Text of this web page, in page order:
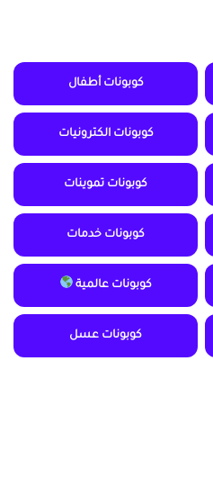
كوبونات أطفال
كوبونات الكترونيات
كوبونات تموينات
كوبونات خدمات
كوبونات عالمية
كوبونات عسل